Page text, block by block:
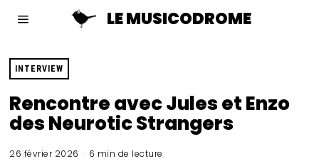
LE MUSICODROME
INTERVIEW
Rencontre avec Jules et Enzo
des Neurotic Strangers
26 février 2026 6 min de lecture